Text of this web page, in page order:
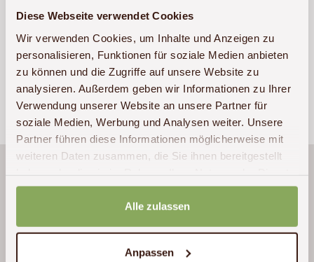
Diese Webseite verwendet Cookies
Wir verwenden Cookies, um Inhalte und Anzeigen zu
personalisieren, Funktionen für soziale Medien anbieten
zu können und die Zugriffe auf unsere Website zu
analysieren. Außerdem geben wir Informationen zu Ihrer
Verwendung unserer Website an unsere Partner für
soziale Medien, Werbung und Analysen weiter. Unsere
Partner führen diese Informationen möglicherweise mit
weiteren Daten zusammen, die Sie ihnen bereitgestellt
gesammelt haben.
Alle zulassen
Anpassen
rufen Sie uns bitte unter +49 (0)341 – 22 38 71 60
an.
Die Reise wurde nach unseren Wünschen
zusammengestellt. Hierbei wurden wir
ausgezeichnet beraten. Die Organisation und
Abwicklung waren perfekt. Bei Rückfragen
war Akwaba jederzeit erreichbar und